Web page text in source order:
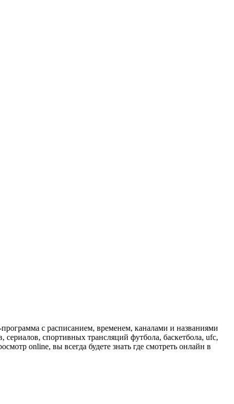
с расписанием, временем, каналами и названиями
спортивных трансляций футбола, баскетбола, ufc,
online, вы всегда будете знать где смотреть онлайн в